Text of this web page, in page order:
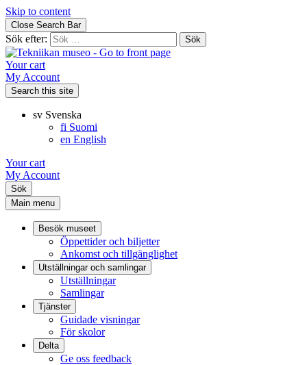
Skip to content
Close Search Bar
Sök efter:
Your cart
My Account
Search this site
sv Svenska
fi Suomi
en English
Your cart
My Account
Sök
Main menu
Besök museet
Öppettider och biljetter
Ankomst och tillgänglighet
Utställningar och samlingar
Utställningar
Samlingar
Tjänster
Guidade visningar
För skolor
Delta
Ge oss feedback